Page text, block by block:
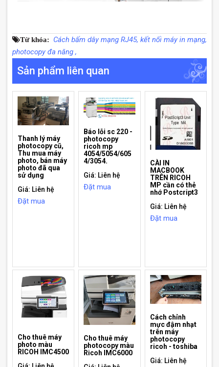
Từ khóa: Cách bấm dây mạng RJ45, kết nối máy in mạng,
photocopy đa năng ,
Sản phẩm liên quan
Thanh lý máy
photocopy cũ,
Thu mua máy
photo, bán máy
photo đã qua
sử dụng
Giá: Liên hệ
Đặt mua
Báo lỗi sc 220 -
photocopy
ricoh mp
4054/5054/605
4/3054.
Giá: Liên hệ
Đặt mua
CÀI IN
MACBOOK
TRÊN RICOH
MP cần có thẻ
nhớ Postcript3
Giá: Liên hệ
Đặt mua
Cho thuê máy
photo màu
RICOH IMC4500
Cho thuê máy
photocopy màu
Ricoh IMC6000
Cách chỉnh
mực đậm nhạt
trên máy
photocopy
ricoh - toshiba
Giá: Liên hệ